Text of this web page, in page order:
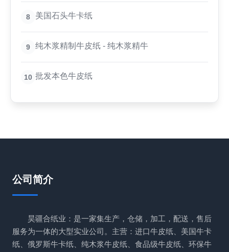
8 美国石头牛卡纸
9 纯木浆精制牛皮纸 - 纯木浆精牛
10 批发本色牛皮纸
公司简介
昊疆合纸业：是一家集生产，仓储，加工，配送，售后
服务为一体的大型实业公司。主营：进口牛皮纸、美国牛卡
纸、俄罗斯牛卡纸、纯木浆牛皮纸、食品级牛皮纸、环保牛